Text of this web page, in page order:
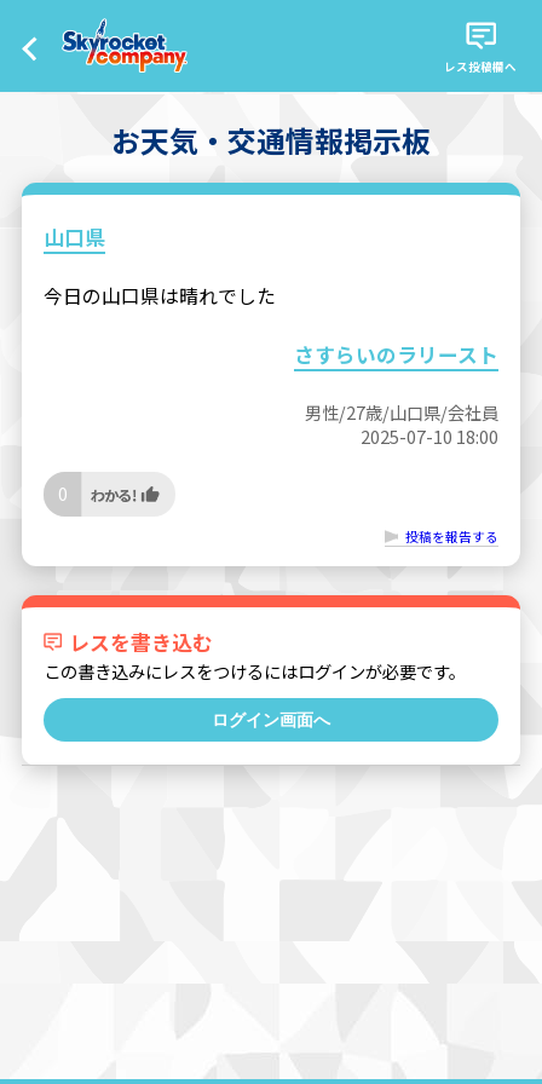
レス投稿欄へ
お天気・交通情報掲示板
山口県
今日の山口県は晴れでした
さすらいのラリースト
男性/27歳/山口県/会社員
2025-07-10 18:00
0
投稿を報告する
レスを書き込む
この書き込みにレスをつけるにはログインが必要です。
ログイン画面へ